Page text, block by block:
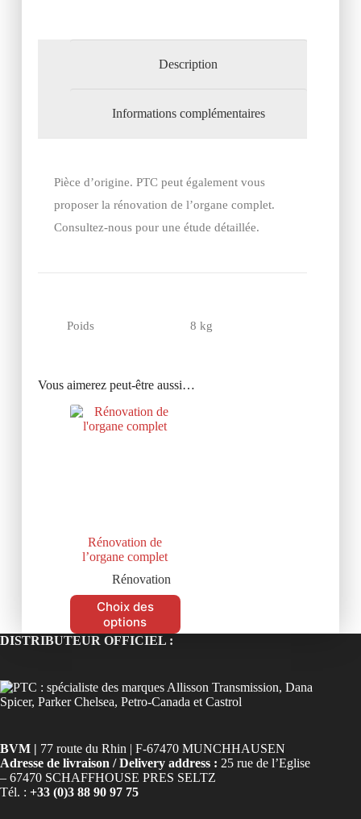
Description
Informations complémentaires
Pièce d’origine. PTC peut également vous
proposer la rénovation de l’organe complet.
Consultez-nous pour une étude détaillée.
Poids 8 kg
Vous aimerez peut-être aussi…
Rénovation de
l’organe complet
Rénovation
Choix des
options
DISTRIBUTEUR OFFICIEL :
BVM | 77 route du Rhin | F-67470 MUNCHHAUSEN
Adresse de livraison / Delivery address : 25 rue de l’Eglise
– 67470 SCHAFFHOUSE PRES SELTZ
Tél. : +33 (0)3 88 90 97 75